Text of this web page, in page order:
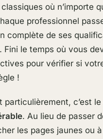
où n’importe
professionnel
complète de ses
Fini le temps où vous
pour vérifier si
!
particulièrement, c’est le
. Au lieu de passer
les pages jaunes ou à